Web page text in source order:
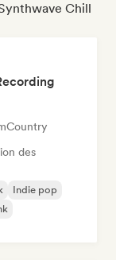
Chill
Country
des
Indie pop